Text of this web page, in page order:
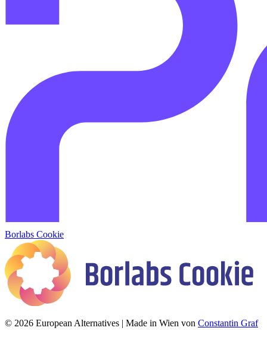
Borlabs Cookie
© 2026 European Alternatives | Made in Wien von Constantin Graf